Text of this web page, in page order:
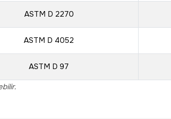
ASTM D 2270
ASTM D 4052
ASTM D 97